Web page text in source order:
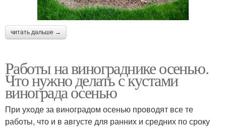
читать дальше →
Работы на винограднике осенью.
Что нужно делать с кустами
винограда осенью
При уходе за виноградом осенью проводят все те
работы, что и в августе для ранних и средних по сроку